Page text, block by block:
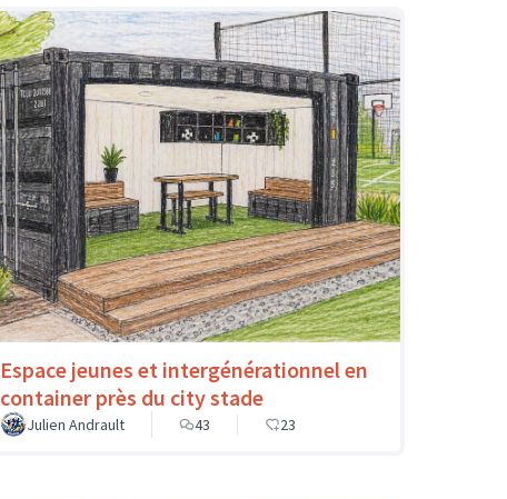
Espace jeunes et intergénérationnel en
container près du city stade
Julien Andrault 43 23